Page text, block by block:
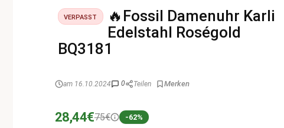
VERPASST
🔥Fossil Damenuhr Karli
Edelstahl Roségold
BQ3181
am 16.10.2024 0 Teilen
28,44€75€ -62%